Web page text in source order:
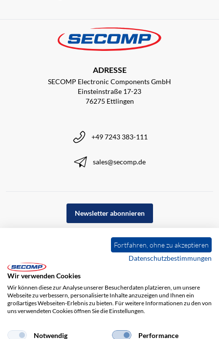
ADRESSE
SECOMP Electronic Components GmbH
Einsteinstraße 17-23
76275 Ettlingen
+49 7243 383-111
sales@secomp.de
Newsletter abonnieren
Impressum Haftungsausschluss
Fortfahren, ohne zu akzeptieren
Datenschutzbestimmungen
Wir verwenden Cookies
Wir können diese zur Analyse unserer Besucherdaten platzieren, um unsere
Webseite zu verbessern, personalisierte Inhalte anzuzeigen und Ihnen ein
großartiges Webseiten-Erlebnis zu bieten. Für weitere Informationen zu den von
uns verwendeten Cookies öffnen Sie die Einstellungen.
Notwendig Performance